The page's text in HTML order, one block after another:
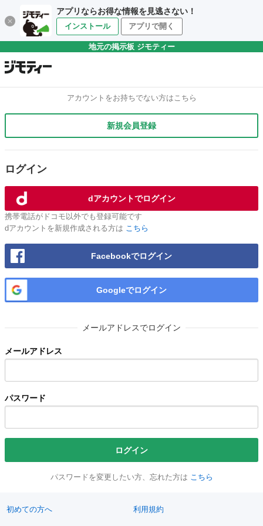
アプリならお得な情報を見逃さない！
インストール アプリで開く
地元の掲示板 ジモティー
アカウントをお持ちでない方はこちら
新規会員登録
ログイン
dアカウントでログイン
携帯電話がドコモ以外でも登録可能です
dアカウントを新規作成される方は こちら
Facebookでログイン
Googleでログイン
メールアドレスでログイン
メールアドレス
パスワード
ログイン
パスワードを変更したい方、忘れた方は こちら
初めての方へ 利用規約